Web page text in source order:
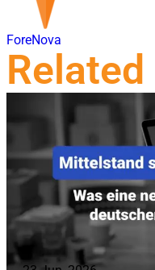
ForeNova